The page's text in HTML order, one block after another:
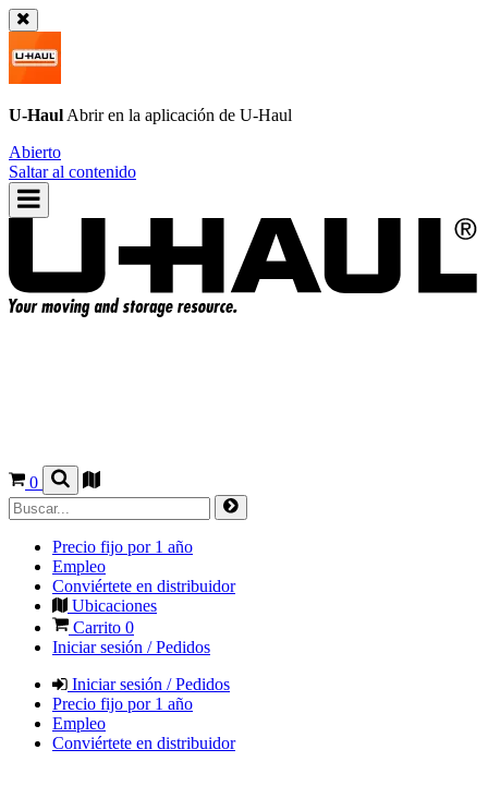
U-Haul Abrir en la aplicación de U-Haul
Abierto
Saltar al contenido
0
Precio fijo por 1 año
Empleo
Conviértete en distribuidor
Ubicaciones
Carrito 0
Iniciar sesión / Pedidos
Iniciar sesión / Pedidos
Precio fijo por 1 año
Empleo
Conviértete en distribuidor